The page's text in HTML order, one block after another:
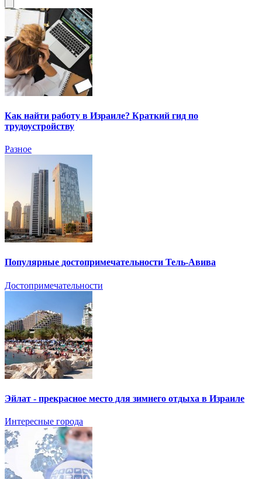
Как найти работу в Израиле? Краткий гид по
трудоустройству
Разное
Популярные достопримечательности Тель-Авива
Достопримечательности
Эйлат - прекрасное место для зимнего отдыха в Израиле
Интересные города